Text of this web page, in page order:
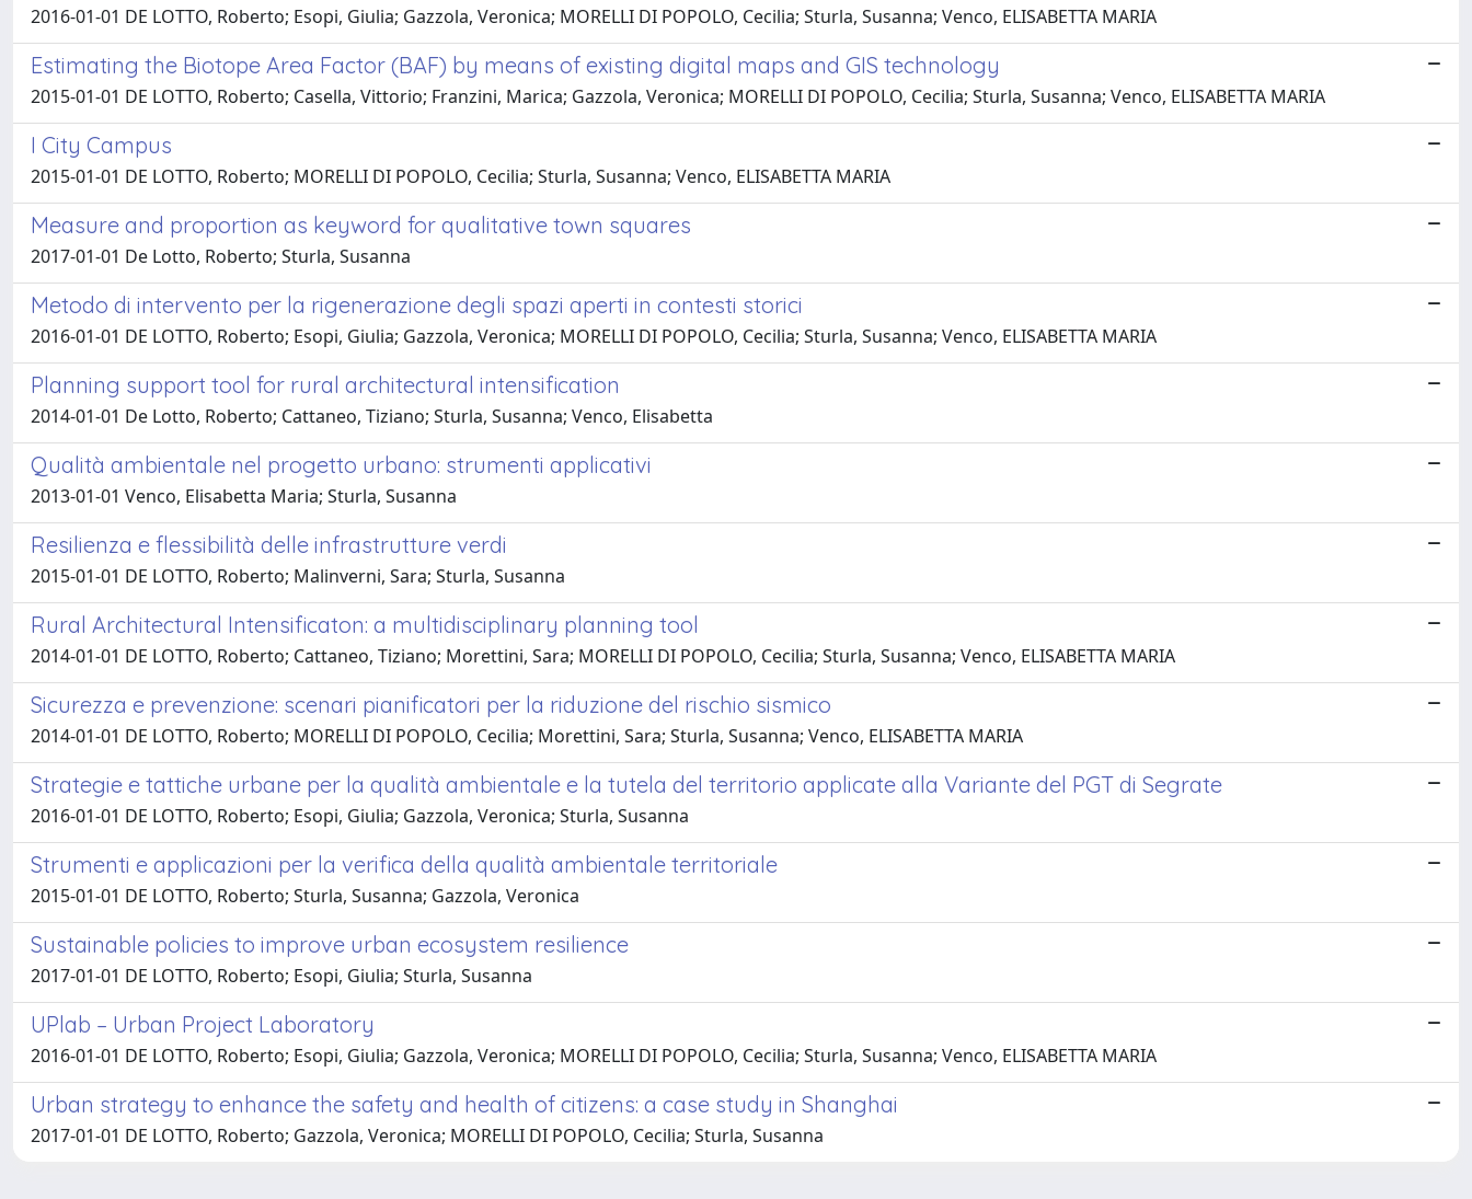
2016-01-01 DE LOTTO, Roberto; Esopi, Giulia; Gazzola, Veronica; MORELLI DI POPOLO, Cecilia; Sturla, Susanna; Venco, ELISABETTA MARIA
Estimating the Biotope Area Factor (BAF) by means of existing digital maps and GIS technology
2015-01-01 DE LOTTO, Roberto; Casella, Vittorio; Franzini, Marica; Gazzola, Veronica; MORELLI DI POPOLO, Cecilia; Sturla, Susanna; Venco, ELISABETTA MARIA
I City Campus
2015-01-01 DE LOTTO, Roberto; MORELLI DI POPOLO, Cecilia; Sturla, Susanna; Venco, ELISABETTA MARIA
Measure and proportion as keyword for qualitative town squares
2017-01-01 De Lotto, Roberto; Sturla, Susanna
Metodo di intervento per la rigenerazione degli spazi aperti in contesti storici
2016-01-01 DE LOTTO, Roberto; Esopi, Giulia; Gazzola, Veronica; MORELLI DI POPOLO, Cecilia; Sturla, Susanna; Venco, ELISABETTA MARIA
Planning support tool for rural architectural intensification
2014-01-01 De Lotto, Roberto; Cattaneo, Tiziano; Sturla, Susanna; Venco, Elisabetta
Qualità ambientale nel progetto urbano: strumenti applicativi
2013-01-01 Venco, Elisabetta Maria; Sturla, Susanna
Resilienza e flessibilità delle infrastrutture verdi
2015-01-01 DE LOTTO, Roberto; Malinverni, Sara; Sturla, Susanna
Rural Architectural Intensificaton: a multidisciplinary planning tool
2014-01-01 DE LOTTO, Roberto; Cattaneo, Tiziano; Morettini, Sara; MORELLI DI POPOLO, Cecilia; Sturla, Susanna; Venco, ELISABETTA MARIA
Sicurezza e prevenzione: scenari pianificatori per la riduzione del rischio sismico
2014-01-01 DE LOTTO, Roberto; MORELLI DI POPOLO, Cecilia; Morettini, Sara; Sturla, Susanna; Venco, ELISABETTA MARIA
Strategie e tattiche urbane per la qualità ambientale e la tutela del territorio applicate alla Variante del PGT di Segrate
2016-01-01 DE LOTTO, Roberto; Esopi, Giulia; Gazzola, Veronica; Sturla, Susanna
Strumenti e applicazioni per la verifica della qualità ambientale territoriale
2015-01-01 DE LOTTO, Roberto; Sturla, Susanna; Gazzola, Veronica
Sustainable policies to improve urban ecosystem resilience
2017-01-01 DE LOTTO, Roberto; Esopi, Giulia; Sturla, Susanna
UPlab – Urban Project Laboratory
2016-01-01 DE LOTTO, Roberto; Esopi, Giulia; Gazzola, Veronica; MORELLI DI POPOLO, Cecilia; Sturla, Susanna; Venco, ELISABETTA MARIA
Urban strategy to enhance the safety and health of citizens: a case study in Shanghai
2017-01-01 DE LOTTO, Roberto; Gazzola, Veronica; MORELLI DI POPOLO, Cecilia; Sturla, Susanna